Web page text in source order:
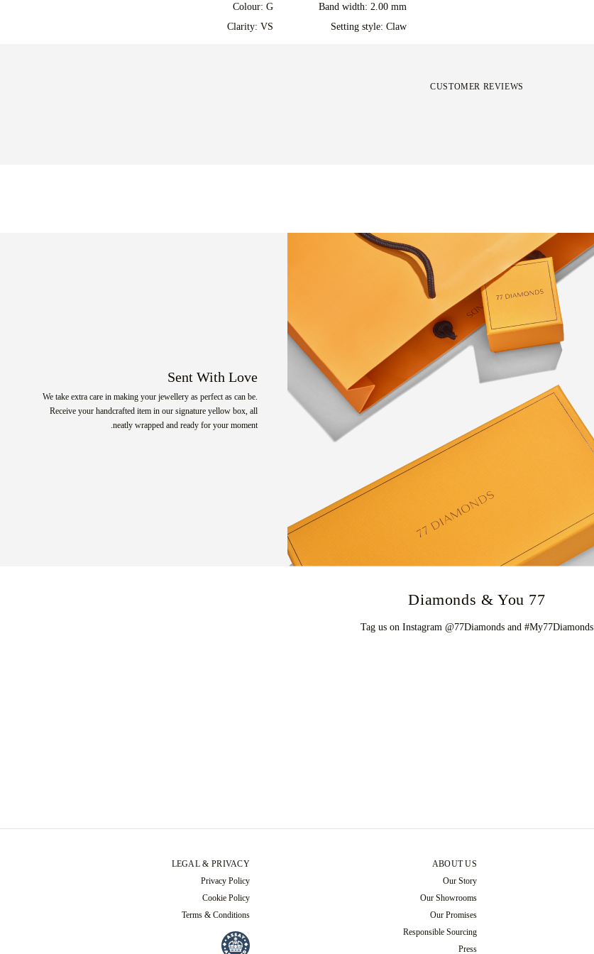
Band width: 2.00 mm
Setting style: Claw
Colour: G
Clarity: VS
CUSTOMER REVIEWS
Sent With Love
We take extra care in making your jewellery as perfect as can be.
Receive your handcrafted item in our signature yellow box, all
neatly wrapped and ready for your moment.
77 Diamonds & You
Tag us on Instagram @77Diamonds and #My77Diamonds
ABOUT US
Our Story
Our Showrooms
Our Promises
Responsible Sourcing
Press
LEGAL & PRIVACY
Privacy Policy
Cookie Policy
Terms & Conditions